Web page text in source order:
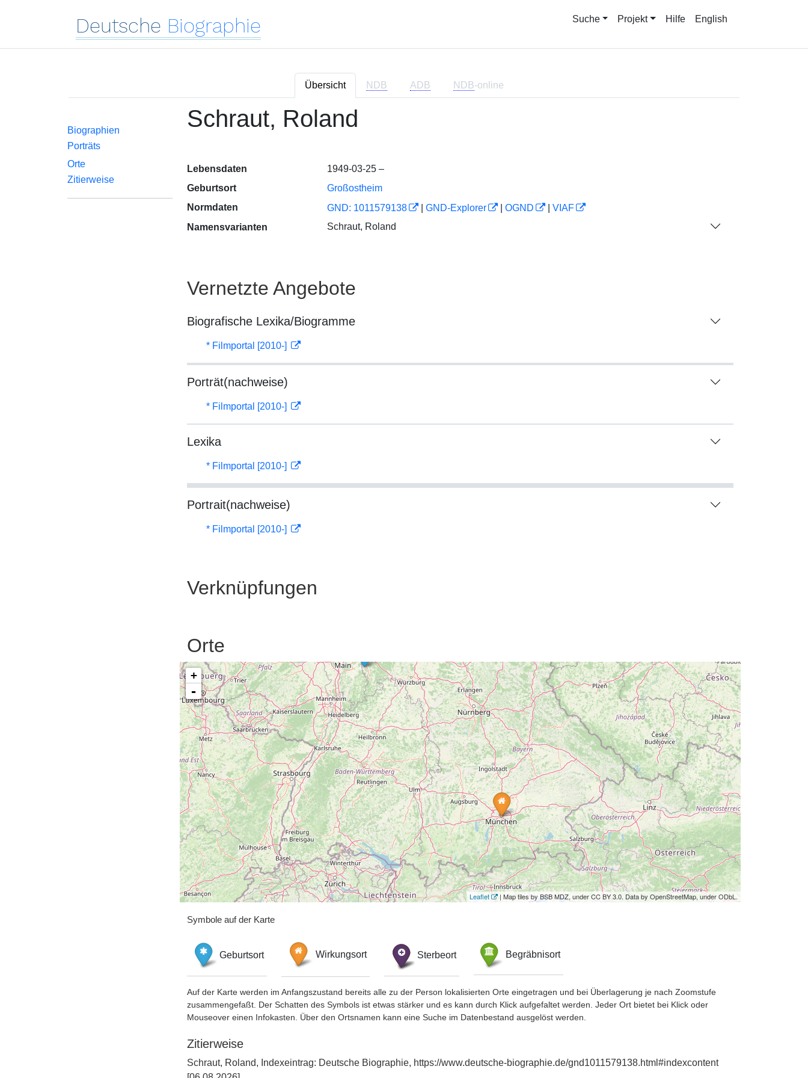
Deutsche Biographie Suche Projekt Hilfe English
Übersicht NDB ADB NDB-online
Biographien
Porträts
Orte
Zitierweise
Schraut, Roland
Lebensdaten
1949-03-25 –
Geburtsort
Großostheim
Normdaten
GND: 1011579138 GND-Explorer OGND
VIAF
Namensvarianten
Schraut, Roland
Vernetzte Angebote
Biografische Lexika/Biogramme
* Filmportal [2010-]
Porträt(nachweise)
* Filmportal [2010-]
Lexika
* Filmportal [2010-]
Portrait(nachweise)
* Filmportal [2010-]
Verknüpfungen
Orte
+
-
Leaflet | Map tiles by BSB MDZ, under CC BY 3.0. Data by OpenStreetMap, under ODbL.
Symbole auf der Karte
Geburtsort Wirkungsort Sterbeort Begräbnisort
Auf der Karte werden im Anfangszustand bereits alle zu der Person lokalisierten Orte eingetragen und bei Überlagerung je nach Zoomstufe
zusammengefaßt. Der Schatten des Symbols ist etwas stärker und es kann durch Klick aufgefaltet werden. Jeder Ort bietet bei Klick oder
Mouseover einen Infokasten. Über den Ortsnamen kann eine Suche im Datenbestand ausgelöst werden.
Zitierweise
Schraut, Roland, Indexeintrag: Deutsche Biographie, https://www.deutsche-biographie.de/gnd1011579138.html#indexcontent